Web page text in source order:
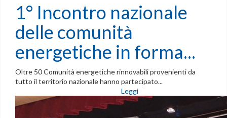
1° Incontro nazionale
delle comunità
energetiche in forma...
Oltre 50 Comunità energetiche rinnovabili provenienti da
tutto il territorio nazionale hanno partecipato...
Leggi